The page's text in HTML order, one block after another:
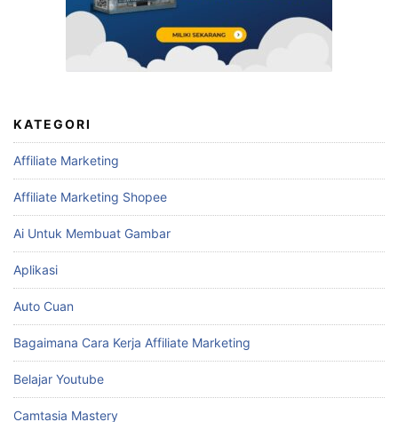
KATEGORI
Affiliate Marketing
Affiliate Marketing Shopee
Ai Untuk Membuat Gambar
Aplikasi
Auto Cuan
Bagaimana Cara Kerja Affiliate Marketing
Belajar Youtube
Camtasia Mastery